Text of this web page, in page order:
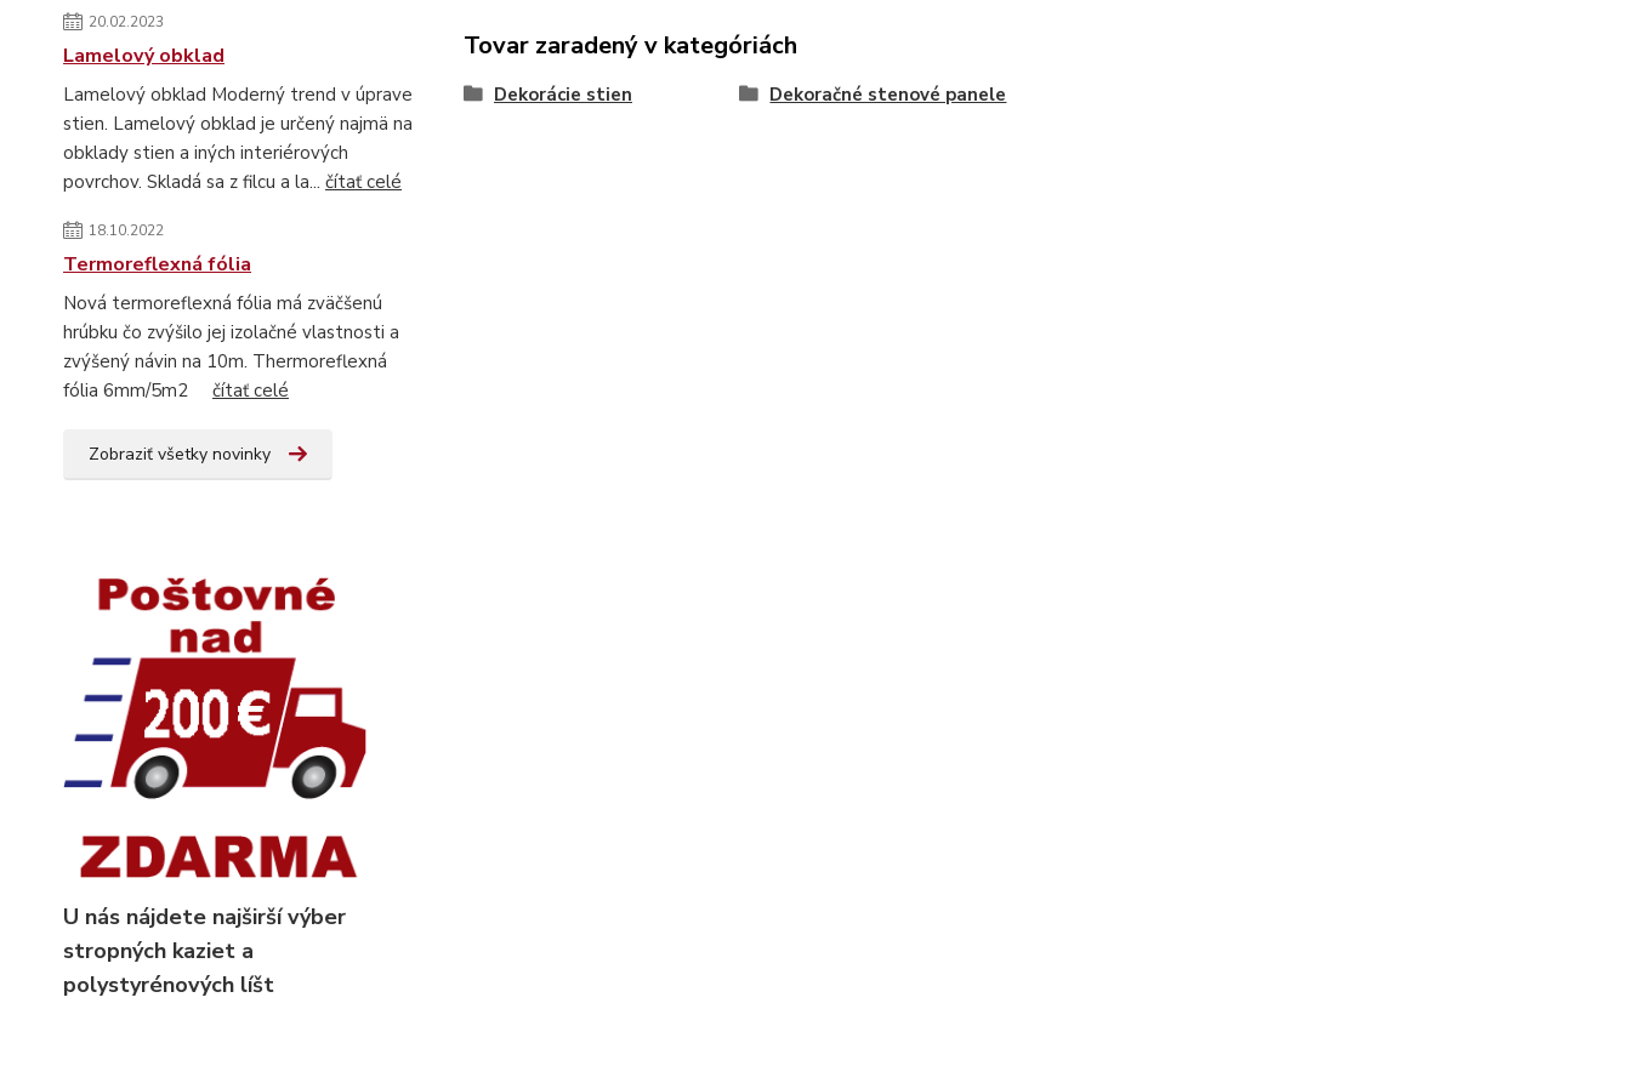
20.02.2023
Lamelový obklad
Lamelový obklad Moderný trend v úprave
stien. Lamelový obklad je určený najmä na
obklady stien a iných interiérových
povrchov. Skladá sa z filcu a la... čítať celé
18.10.2022
Termoreflexná fólia
Nová termoreflexná fólia má zväčšenú
hrúbku čo zvýšilo jej izolačné vlastnosti a
zvýšený návin na 10m. Thermoreflexná
fólia 6mm/5m2 čítať celé
Zobraziť všetky novinky
U nás nájdete najširší výber
stropných kaziet a
polystyrénových líšt
Tovar zaradený v kategóriách
Dekorácie stien Dekoračné stenové panele